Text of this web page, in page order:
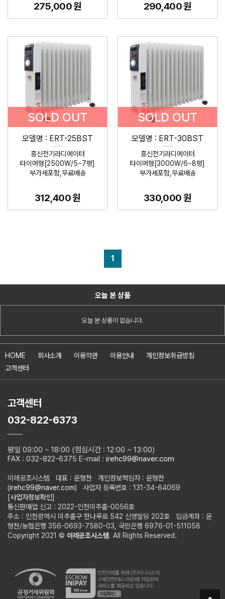
275,000 원 290,400 원
SOLD OUT
모델명 : ERT-25BST
흥신전기라디에이터
타이머형[2500W/5~7평]
부가세포함,무료배송
312,400 원
SOLD OUT
모델명 : ERT-30BST
흥신전기라디에이터
타이머형[3000W/6~8평]
부가세포함,무료배송
330,000 원
1
오늘 본 상품
오늘 본 상품이 없습니다.
HOME 회사소개 이용약관 이용안내
개인정보취급방침
고객센터
고객센터
032-822-6373
평일 09:00 ~ 18:00 (점심시간 : 12:00 ~ 13:00)
FAX : 032-822-6375 E-mail : irehc99@naver.com
이레공조시스템 대표 : 윤형찬 개인정보책임자 : 윤형찬
(irehc99@naver.com) 사업자 등록번호 : 131-34-64069
[사업자정보확인]
통신판매업 신고 : 2022-인천미추홀-0056호
주소 : 인천광역시 미추홀구 한나루로 542 신영빌딩 202호 입금계좌 : 윤
형찬/농협은행 356-0693-7580-03, 국민은행 6976-01-511058
Copyright 2021 © 이레공조시스템. All Rights Reserved.